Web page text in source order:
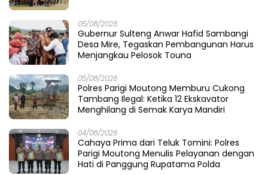
05/08/2026
Gubernur Sulteng Anwar Hafid Sambangi
Desa Mire, Tegaskan Pembangunan Harus
Menjangkau Pelosok Touna
05/08/2026
Polres Parigi Moutong Memburu Cukong
Tambang Ilegal: Ketika 12 Ekskavator
Menghilang di Semak Karya Mandiri
04/08/2026
Cahaya Prima dari Teluk Tomini: Polres
Parigi Moutong Menulis Pelayanan dengan
Hati di Panggung Rupatama Polda